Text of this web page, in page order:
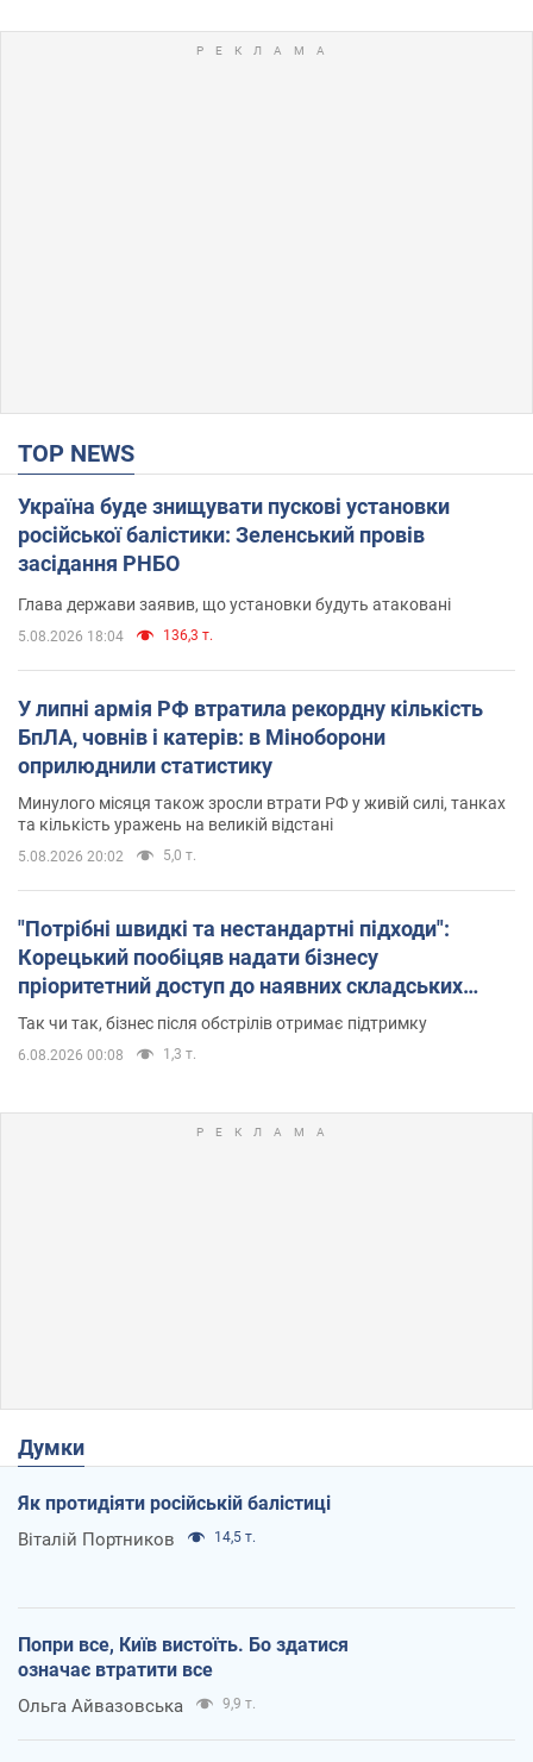
TOP NEWS
Україна буде знищувати пускові установки
російської балістики: Зеленський провів
засідання РНБО
Глава держави заявив, що установки будуть атаковані
5.08.2026 18:04 136,3 т.
У липні армія РФ втратила рекордну кількість
БпЛА, човнів і катерів: в Міноборони
оприлюднили статистику
Минулого місяця також зросли втрати РФ у живій силі, танках
та кількість уражень на великій відстані
5.08.2026 20:02 5,0 т.
"Потрібні швидкі та нестандартні підходи":
Корецький пообіцяв надати бізнесу
пріоритетний доступ до наявних складських
приміщень
Так чи так, бізнес після обстрілів отримає підтримку
6.08.2026 00:08 1,3 т.
Думки
Як протидіяти російській балістиці
Віталій Портников 14,5 т.
Попри все, Київ вистоїть. Бо здатися
означає втратити все
Ольга Айвазовська 9,9 т.